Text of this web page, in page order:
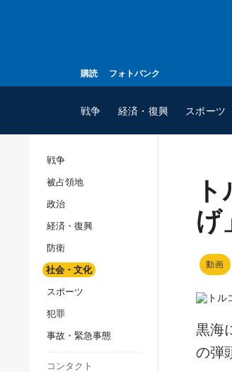
購読 フォトバンク
戦争 経済・復興 スポーツ
スポーツ
戦争
被占領地
政治
経済・復興
防衛
社会・文化
スポーツ
犯罪
事故・緊急事態
コンタクト
げ
動画
黒海
の弾